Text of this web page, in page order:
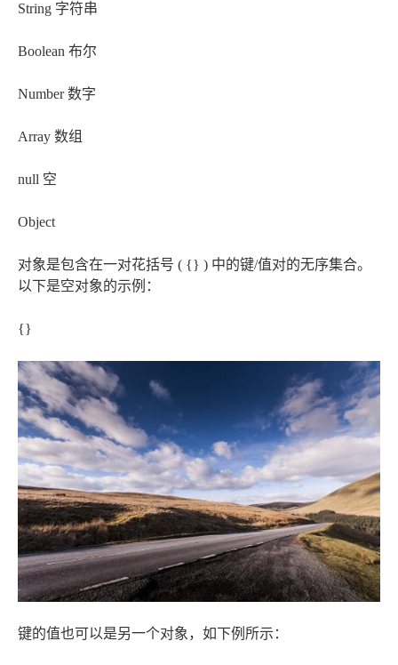
String 字符串
Boolean 布尔
Number 数字
Array 数组
null 空
Object
对象是包含在一对花括号 ( {} ) 中的键/值对的无序集合。
以下是空对象的示例：
{}
键的值也可以是另一个对象，如下例所示：